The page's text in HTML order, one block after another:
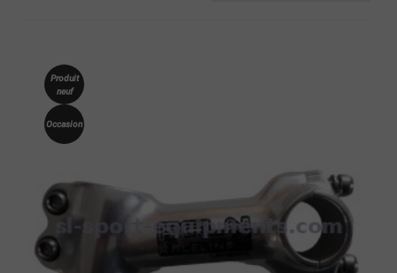
Produit
neuf
Occasion